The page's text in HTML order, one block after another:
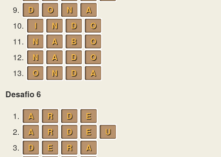
9.
D O N
A
10.
I N D
O
11.
N A B
O
12.
N A D
O
13.
O N D
A
Desafio 6
1.
A R D
E
2.
A R D E
U
3.
D E R
A